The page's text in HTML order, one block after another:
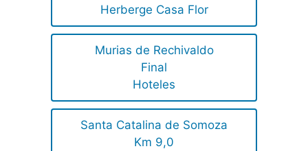
Herberge Casa Flor
Murias de Rechivaldo
Final
Hoteles
Santa Catalina de Somoza
Km 9,0